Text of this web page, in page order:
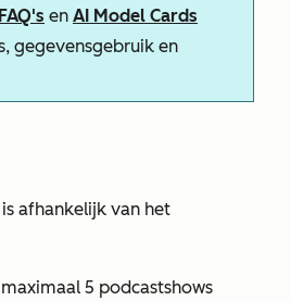
en AI Model Cards
gegevensgebruik en
afhankelijk van het
5 podcastshows